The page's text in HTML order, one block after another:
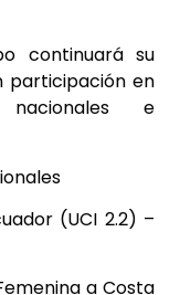
continuará su
participación en
nacionales e
(UCI 2.2) –
a Costa